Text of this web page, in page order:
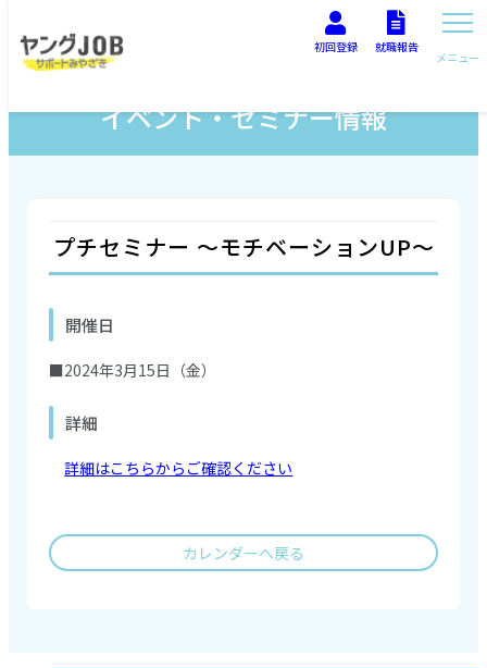
メニュー
初回登録 就職報告
イベント・セミナー情報
プチセミナー ～モチベーションUP～
開催日
■2024年3月15日（金）
詳細
詳細はこちらからご確認ください
カレンダーへ戻る